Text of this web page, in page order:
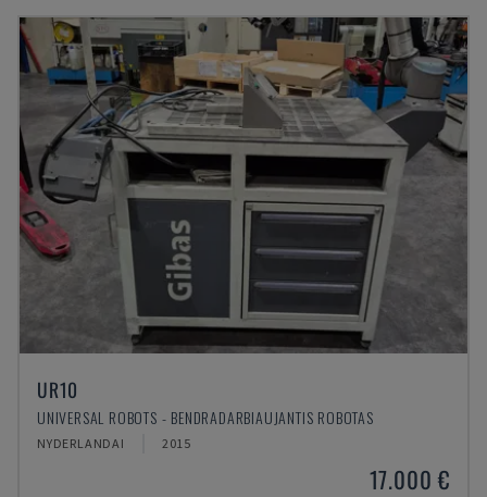
UR10
UNIVERSAL ROBOTS - BENDRADARBIAUJANTIS ROBOTAS
NYDERLANDAI 2015
17.000 €